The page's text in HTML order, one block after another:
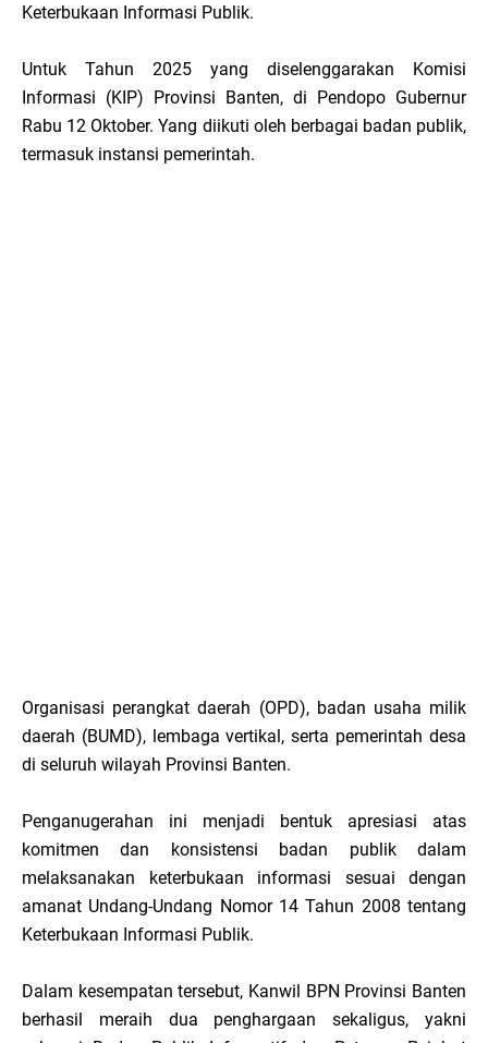
Keterbukaan Informasi Publik.
Untuk Tahun 2025 yang diselenggarakan Komisi
Informasi (KIP) Provinsi Banten, di Pendopo Gubernur
Rabu 12 Oktober. Yang diikuti oleh berbagai badan publik,
termasuk instansi pemerintah.
Organisasi perangkat daerah (OPD), badan usaha milik
daerah (BUMD), lembaga vertikal, serta pemerintah desa
di seluruh wilayah Provinsi Banten.
Penganugerahan ini menjadi bentuk apresiasi atas
komitmen dan konsistensi badan publik dalam
melaksanakan keterbukaan informasi sesuai dengan
amanat Undang-Undang Nomor 14 Tahun 2008 tentang
Keterbukaan Informasi Publik.
Dalam kesempatan tersebut, Kanwil BPN Provinsi Banten
berhasil meraih dua penghargaan sekaligus, yakni